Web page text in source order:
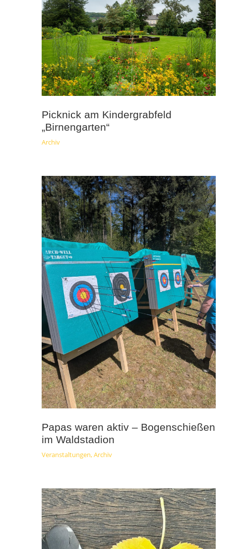
Picknick am Kindergrabfeld
„Birnengarten“
Archiv
Papas waren aktiv – Bogenschießen
im Waldstadion
Veranstaltungen,Archiv